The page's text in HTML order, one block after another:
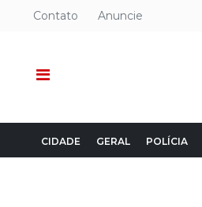
Contato Anuncie
CIDADE GERAL POLÍCIA